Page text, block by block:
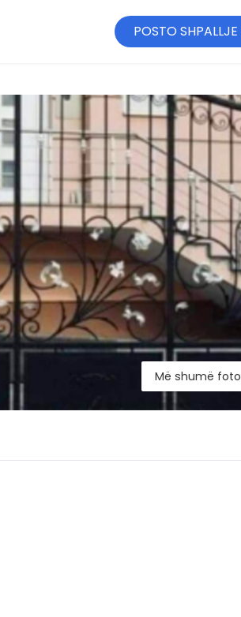
POSTO SHPALLJE
Më shumë foto